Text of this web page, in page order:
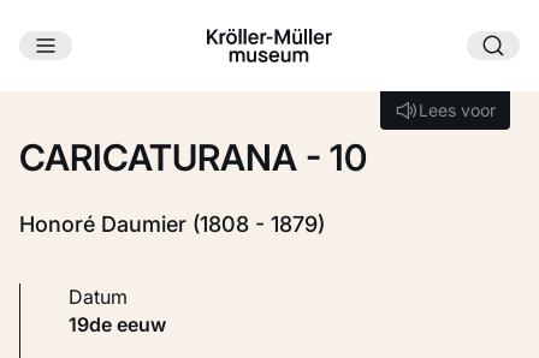
Ga naar hoofdinhoud
Lees voor
Lees voor
CARICATURANA - 10
Honoré Daumier (1808 - 1879)
Datum
19de eeuw